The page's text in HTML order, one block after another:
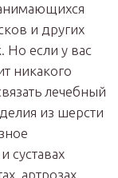
и других
Но если у вас
никакого
лечебный
из шерсти
суставах
артрозах,